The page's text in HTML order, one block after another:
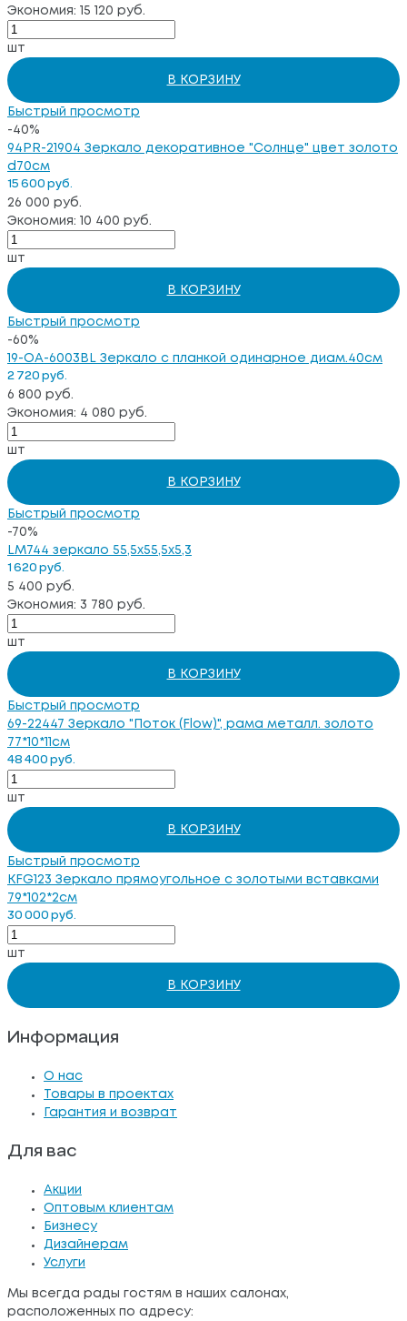
Экономия: 15 120 руб.
шт
В КОРЗИНУ
Быстрый просмотр
-40%
94PR-21904 Зеркало декоративное "Солнце" цвет золото
d70см
15 600 руб.
26 000 руб.
Экономия: 10 400 руб.
шт
В КОРЗИНУ
Быстрый просмотр
-60%
19-OA-6003BL Зеркало с планкой одинарное диам.40см
2 720 руб.
6 800 руб.
Экономия: 4 080 руб.
шт
В КОРЗИНУ
Быстрый просмотр
-70%
LM744 зеркало 55,5х55,5х5,3
1 620 руб.
5 400 руб.
Экономия: 3 780 руб.
шт
В КОРЗИНУ
Быстрый просмотр
69-22447 Зеркало "Поток (Flow)", рама металл. золото
77*10*11см
48 400 руб.
шт
В КОРЗИНУ
Быстрый просмотр
KFG123 Зеркало прямоугольное с золотыми вставками
79*102*2см
30 000 руб.
шт
В КОРЗИНУ
Информация
О нас
Товары в проектах
Гарантия и возврат
Для вас
Акции
Оптовым клиентам
Бизнесу
Дизайнерам
Услуги
Мы всегда рады гостям в наших салонах,
расположенных по адресу: